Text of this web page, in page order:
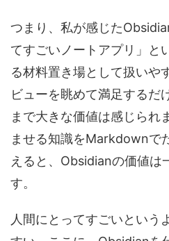
つまり、私が感じた
てすごいノートアプリ」と
る材料置き場として扱いや
ビューを眺めて満足するだ
まで大きな価値は感じられ
ませる知識をMarkdownで
えると、Obsidianの価値は
す。
人間にとってすごいという